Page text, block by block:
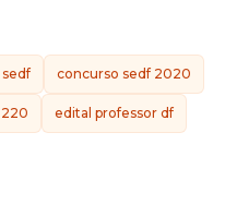
concurso sedf 2020
edital professor df